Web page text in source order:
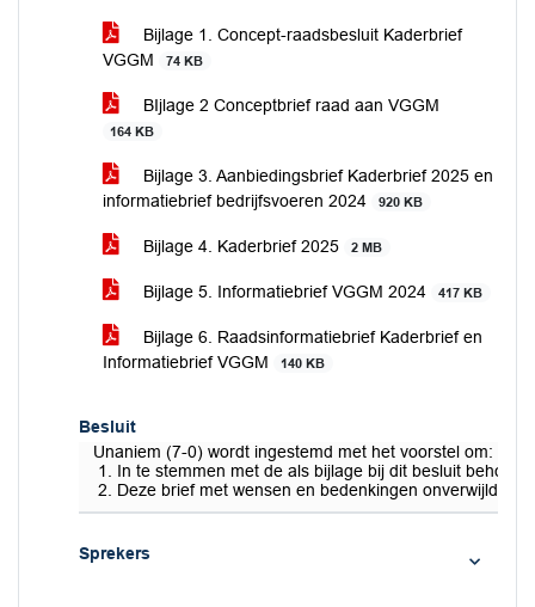
Bijlage 1. Concept-raadsbesluit Kaderbrief
VGGM
74 KB
BIjlage 2 Conceptbrief raad aan VGGM
164 KB
Bijlage 3. Aanbiedingsbrief Kaderbrief 2025 en
informatiebrief bedrijfsvoeren 2024
920 KB
Bijlage 4. Kaderbrief 2025 2 MB
Bijlage 5. Informatiebrief VGGM 2024 417 KB
Bijlage 6. Raadsinformatiebrief Kaderbrief en
Informatiebrief VGGM
140 KB
Besluit
Unaniem (7-0) wordt ingestemd met het voorstel om:
In te stemmen met de als bijlage bij dit besluit
Deze brief met wensen en bedenkingen onverwijld,
Sprekers